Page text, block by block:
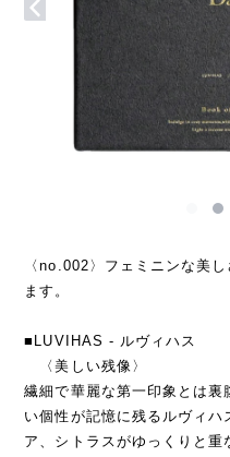
〈no.002〉フェミニンな美
ます。
■LUVIHAS - ルヴィハス
〈美しい残像〉
繊細で華麗な第一印象とは裏
い個性が記憶に残るルヴィハ
ア、シトラスがゆっくりと重